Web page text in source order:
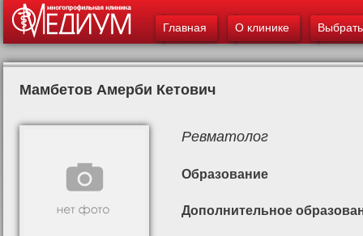
Главная
О клинике
Мамбетов Амерби Кетович
Ревматолог
Образование
Дополнительное